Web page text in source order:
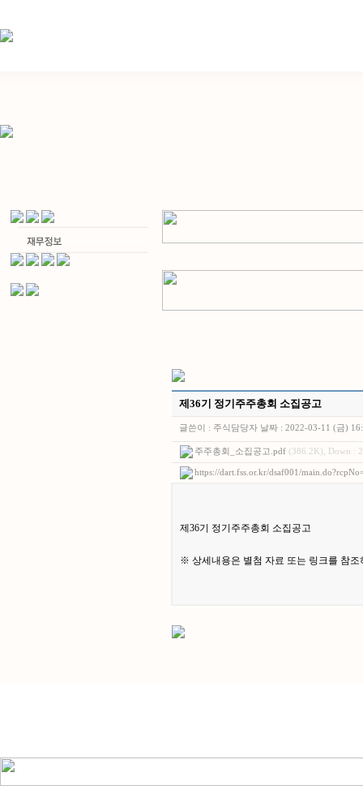
제36기 정기주주총회 소집공고
글쓴이 : 주식담당자 날짜 :2022-03-11 (금)
주주총회_소집공고.pdf (386.2K), Down :
https://dart.fss.or.kr/dsaf001/
제36기 정기주주총회 소집공고
※ 상세내용은 별첨 자료 또는 링크를 참